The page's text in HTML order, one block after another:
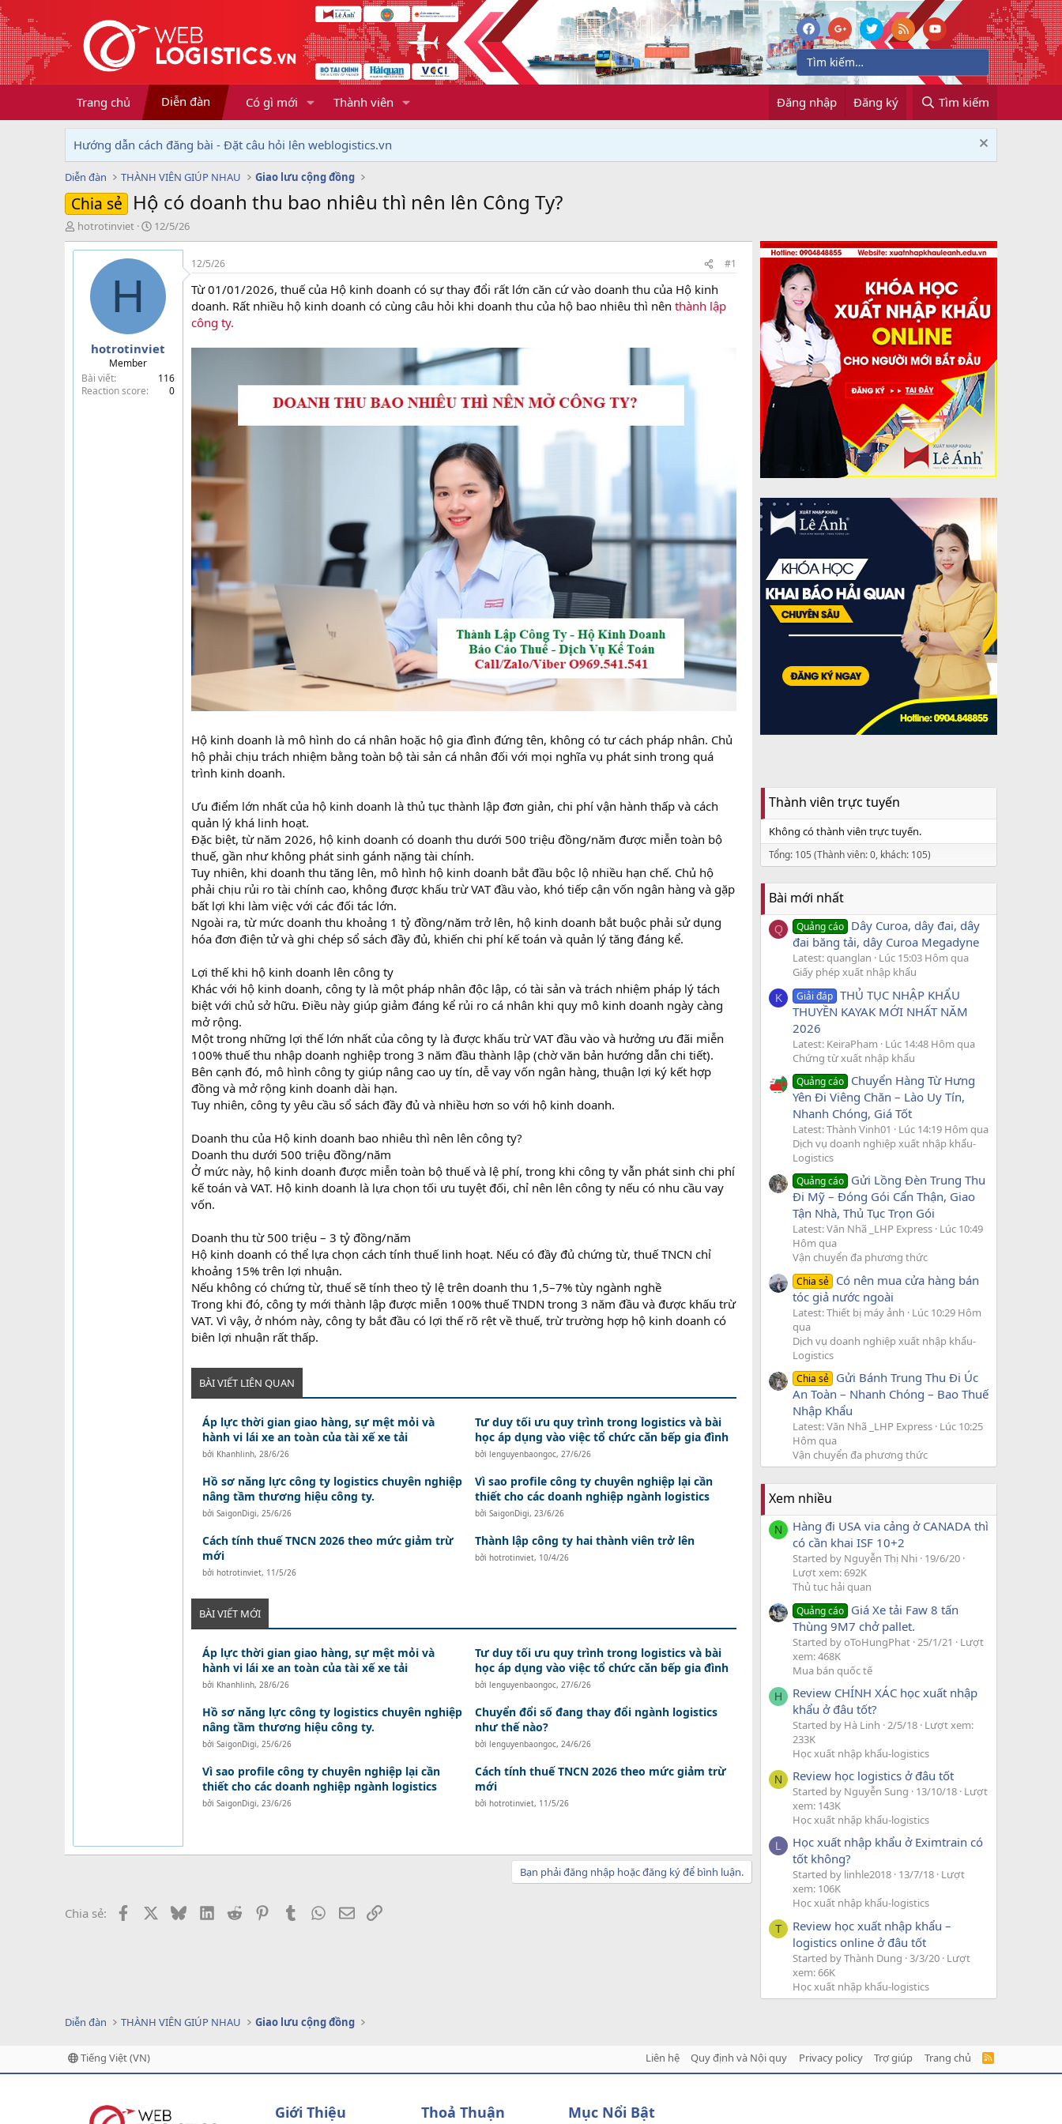
Trang chủ Diễn đàn Có gì mới Thành viên Đăng nhập Đăng ký Tìm kiếm
Hướng dẫn cách đăng bài - Đặt câu hỏi lên weblogistics.vn
Diễn đàn THÀNH VIÊN GIÚP NHAU Giao lưu cộng đồng
Chia sẻ Hộ có doanh thu bao nhiêu thì nên lên Công Ty?
T
h
r
hotrotinviet
N
g
à
y
12/5/26
H
hotrotinviet
Member
Bài viết
116
Reaction score
0
12/5/26 #1
Từ 01/01/2026, thuế của Hộ kinh doanh có sự thay đổi rất lớn căn cứ vào doanh thu của Hộ kinh
doanh. Rất nhiều hộ kinh doanh có cùng câu hỏi khi doanh thu của hộ bao nhiêu thì nên thành lập
công ty.
Hộ kinh doanh là mô hình do cá nhân hoặc hộ gia đình đứng tên, không có tư cách pháp nhân. Chủ
hộ phải chịu trách nhiệm bằng toàn bộ tài sản cá nhân đối với mọi nghĩa vụ phát sinh trong quá
trình kinh doanh.
Ưu điểm lớn nhất của hộ kinh doanh là thủ tục thành lập đơn giản, chi phí vận hành thấp và cách
quản lý khá linh hoạt.
Đặc biệt, từ năm 2026, hộ kinh doanh có doanh thu dưới 500 triệu đồng/năm được miễn toàn bộ
thuế, gần như không phát sinh gánh nặng tài chính.
Tuy nhiên, khi doanh thu tăng lên, mô hình hộ kinh doanh bắt đầu bộc lộ nhiều hạn chế. Chủ hộ
phải chịu rủi ro tài chính cao, không được khấu trừ VAT đầu vào, khó tiếp cận vốn ngân hàng và gặp
bất lợi khi làm việc với các đối tác lớn.
Ngoài ra, từ mức doanh thu khoảng 1 tỷ đồng/năm trở lên, hộ kinh doanh bắt buộc phải sử dụng
hóa đơn điện tử và ghi chép sổ sách đầy đủ, khiến chi phí kế toán và quản lý tăng đáng kể.
Lợi thế khi hộ kinh doanh lên công ty
Khác với hộ kinh doanh, công ty là một pháp nhân độc lập, có tài sản và trách nhiệm pháp lý tách
biệt với chủ sở hữu. Điều này giúp giảm đáng kể rủi ro cá nhân khi quy mô kinh doanh ngày càng
mở rộng.
Một trong những lợi thế lớn nhất của công ty là được khấu trừ VAT đầu vào và hưởng ưu đãi miễn
100% thuế thu nhập doanh nghiệp trong 3 năm đầu thành lập (chờ văn bản hướng dẫn chi tiết).
Bên cạnh đó, mô hình công ty giúp nâng cao uy tín, dễ vay vốn ngân hàng, thuận lợi ký kết hợp
đồng và mở rộng kinh doanh dài hạn.
Tuy nhiên, công ty yêu cầu sổ sách đầy đủ và nhiều hơn so với hộ kinh doanh.
Doanh thu của Hộ kinh doanh bao nhiêu thì nên lên công ty?
Doanh thu dưới 500 triệu đồng/năm
Ở mức này, hộ kinh doanh được miễn toàn bộ thuế và lệ phí, trong khi công ty vẫn phát sinh chi phí
kế toán và VAT. Hộ kinh doanh là lựa chọn tối ưu tuyệt đối, chỉ nên lên công ty nếu có nhu cầu vay
vốn.
Doanh thu từ 500 triệu – 3 tỷ đồng/năm
Hộ kinh doanh có thể lựa chọn cách tính thuế linh hoạt. Nếu có đầy đủ chứng từ, thuế TNCN chỉ
khoảng 15% trên lợi nhuận.
Nếu không có chứng từ, thuế sẽ tính theo tỷ lệ trên doanh thu 1,5–7% tùy ngành nghề
Trong khi đó, công ty mới thành lập được miễn 100% thuế TNDN trong 3 năm đầu và được khấu trừ
VAT. Vì vậy, ở nhóm này, công ty bắt đầu có lợi thế rõ rệt về thuế, trừ trường hợp hộ kinh doanh có
biên lợi nhuận rất thấp.
BÀI VIẾT LIÊN QUAN
Áp lực thời gian giao hàng, sự mệt mỏi và
hành vi lái xe an toàn của tài xế xe tải
bởi Khanhlinh, 28/6/26
Tư duy tối ưu quy trình trong logistics và bài
học áp dụng vào việc tổ chức căn bếp gia đình
bởi lenguyenbaongoc, 27/6/26
Hồ sơ năng lực công ty logistics chuyên nghiệp
nâng tầm thương hiệu công ty.
bởi SaigonDigi, 25/6/26
Vì sao profile công ty chuyên nghiệp lại cần
thiết cho các doanh nghiệp ngành logistics
bởi SaigonDigi, 23/6/26
Cách tính thuế TNCN 2026 theo mức giảm trừ
mới
bởi hotrotinviet, 11/5/26
Thành lập công ty hai thành viên trở lên
bởi hotrotinviet, 10/4/26
BÀI VIẾT MỚI
Áp lực thời gian giao hàng, sự mệt mỏi và
hành vi lái xe an toàn của tài xế xe tải
bởi Khanhlinh, 28/6/26
Tư duy tối ưu quy trình trong logistics và bài
học áp dụng vào việc tổ chức căn bếp gia đình
bởi lenguyenbaongoc, 27/6/26
Hồ sơ năng lực công ty logistics chuyên nghiệp
nâng tầm thương hiệu công ty.
bởi SaigonDigi, 25/6/26
Chuyển đổi số đang thay đổi ngành logistics
như thế nào?
bởi lenguyenbaongoc, 24/6/26
Vì sao profile công ty chuyên nghiệp lại cần
thiết cho các doanh nghiệp ngành logistics
bởi SaigonDigi, 23/6/26
Cách tính thuế TNCN 2026 theo mức giảm trừ
mới
bởi hotrotinviet, 11/5/26
Bạn phải đăng nhập hoặc đăng ký để bình luận.
Chia sẻ: Facebook BlueskyLinkedIn
Reddit PinterestTumblr WhatsApp
EmailLink
Thành viên trực tuyến
Không có thành viên trực tuyến.
Tổng: 105 (Thành viên: 0, khách: 105)
Bài mới nhất
Q Quảng cáo Dây Curoa, dây đai, dây
đai băng tải, dây Curoa Megadyne
Latest: quanglan
Lúc 15:03 Hôm qua
Giấy phép xuất nhập khẩu
K Giải đáp THỦ TỤC NHẬP KHẨU
THUYỀN KAYAK MỚI NHẤT NĂM
2026
Latest: KeiraPham
Lúc 14:48 Hôm qua
Chứng từ xuất nhập khẩu
Quảng cáo Chuyển Hàng Từ Hưng
Yên Đi Viêng Chăn – Lào Uy Tín,
Nhanh Chóng, Giá Tốt
Latest: Thành Vinh01
Lúc 14:19 Hôm qua
Dịch vụ doanh nghiệp xuất nhập khẩu-
Logistics
Quảng cáo Gửi Lồng Đèn Trung Thu
Đi Mỹ – Đóng Gói Cẩn Thận, Giao
Tận Nhà, Thủ Tục Trọn Gói
Latest: Văn Nhã _LHP Express Lúc 10:49
Hôm qua
Vận chuyển đa phương thức
Chia sẻ Có nên mua cửa hàng bán
tóc giả nước ngoài
Latest: Thiết bị máy ảnh
Lúc 10:29 Hôm
qua
Dịch vụ doanh nghiệp xuất nhập khẩu-
Logistics
Chia sẻ Gửi Bánh Trung Thu Đi Úc
An Toàn – Nhanh Chóng – Bao Thuế
Nhập Khẩu
Latest: Văn Nhã _LHP Express Lúc 10:25
Hôm qua
Vận chuyển đa phương thức
Xem nhiều
N
Hàng đi USA via cảng ở CANADA thì
có cần khai ISF 10+2
Started by Nguyễn Thị Nhi 19/6/20
Lượt xem: 692K
Thủ tục hải quan
Quảng cáo Giá Xe tải Faw 8 tấn
Thùng 9M7 chở pallet.
Started by oToHungPhat 25/1/21
Lượt
xem: 468K
Mua bán quốc tế
H
Review CHÍNH XÁC học xuất nhập
khẩu ở đâu tốt?
Started by Hà Linh 2/5/18 Lượt xem:
233K
Học xuất nhập khẩu-logistics
N Review học logistics ở đâu tốt
Started by Nguyễn Sung 13/10/18 Lượt
xem: 143K
Học xuất nhập khẩu-logistics
L
Học xuất nhập khẩu ở Eximtrain có
tốt không?
Started by linhle2018 13/7/18 Lượt
xem: 106K
Học xuất nhập khẩu-logistics
T
Review học xuất nhập khẩu –
logistics online ở đâu tốt
Started by Thành Dung 3/3/20 Lượt
xem: 66K
Học xuất nhập khẩu-logistics
Diễn đàn THÀNH VIÊN GIÚP NHAU Giao lưu cộng đồng
Tiếng Việt (VN) Liên hệ Quy định và Nội quy Privacy policy Trợ giúp Trang chủ
R
Giới Thiệu Thoả Thuận Mục Nổi Bật